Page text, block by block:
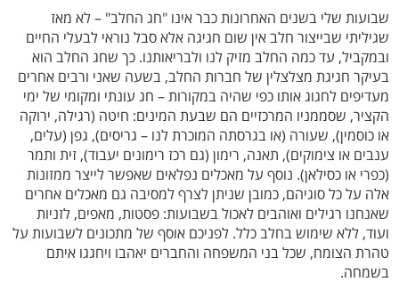
שבועות שלי בשנים האחרונות כבר אינו "חג החלב" – לא מאז
שגיליתי שבייצור חלב אין שום חגיגה אלא סבל נוראי לבעלי החיים
ובמקביל, עד כמה החלב מזיק לנו ולבריאותנו. כך שחג החלב הוא
בעיקר חגיגת מצלצלין של חברות החלב, בשעה שאני ורבים אחרים
מעדיפים לחגוג אותו כפי שהיה במקורות – חג עונתי ומקומי של ימי
הקציר, שסממניו המרכזיים הם שבעת המינים: חיטה (רגילה, ירוקה
או כוסמין), שעורה (או בגרסתה המוכרת לנו – גריסים), גפן (עלים,
ענבים או צימוקים), תאנה, רימון (גם רכז רימונים יעבוד), זית ותמר
(כפרי או כסילאן). נוסף על מאכלים נפלאים שאפשר לייצר ממזונות
אלה על כל סוגיהם, כמובן שניתן לצרף למסיבה גם מאכלים אחרים
שאנחנו רגילים ואוהבים לאכול בשבועות: פסטות, מאפים, לזניות
ועוד, ללא שימוש בחלב כלל. לפניכם אוסף של מתכונים לשבועות על
טהרת הצומח, שכל בני המשפחה והחברים יאהבו ויחגגו איתם
בשמחה.